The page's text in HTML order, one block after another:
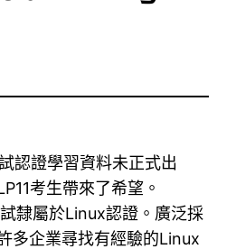
認證學習資料未正式出
考生帶來了希望。
隸屬於Linux認證。廣泛採
多企業尋找有經驗的Linux